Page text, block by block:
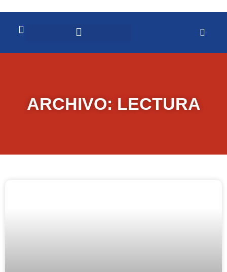
ARCHIVO: LECTURA